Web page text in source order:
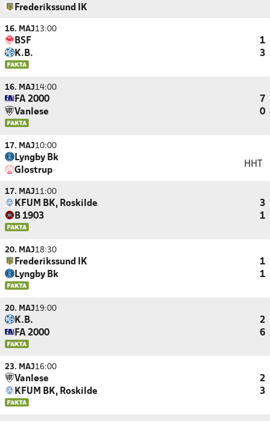
Frederikssund IK
16. MAJ13:00
BSF
1
K.B.
3
16. MAJ14:00
FA 2000
7
Vanløse
0
17. MAJ10:00
Lyngby Bk
Glostrup
HHT
17. MAJ11:00
KFUM BK, Roskilde
3
B 1903
1
20. MAJ18:30
Frederikssund IK
1
Lyngby Bk
1
20. MAJ19:00
K.B.
2
FA 2000
6
23. MAJ16:00
Vanløse
2
KFUM BK, Roskilde
3